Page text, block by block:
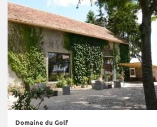
Domaine du Golf